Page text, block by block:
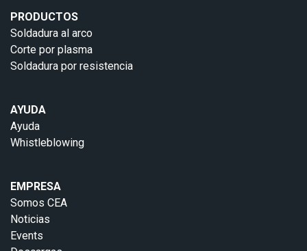
PRODUCTOS
Soldadura al arco
Corte por plasma
Soldadura por resistencia
AYUDA
Ayuda
Whistleblowing
EMPRESA
Somos CEA
Noticias
Events